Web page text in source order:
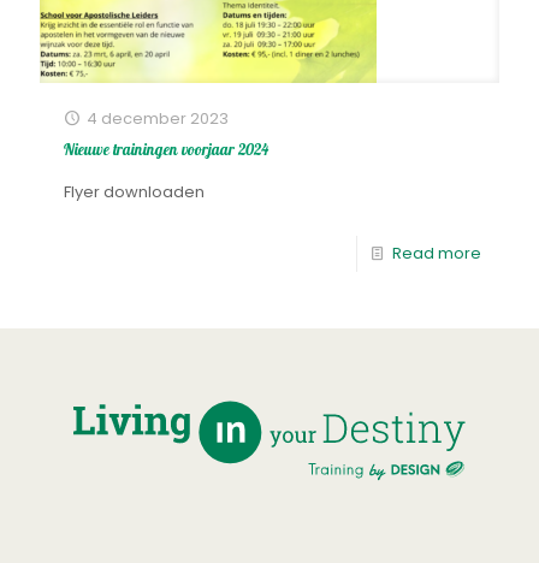
4 december 2023
Nieuwe trainingen voorjaar 2024
Flyer downloaden
Read more